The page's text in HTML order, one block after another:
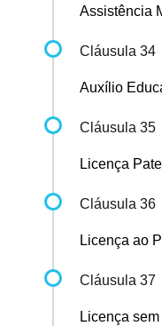
Assistência
Cláusula 34
Auxílio
Cláusula 35
Licença
Cláusula 36
Licença ao
Cláusula 37
Licença